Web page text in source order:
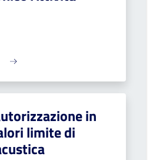
in
limite di